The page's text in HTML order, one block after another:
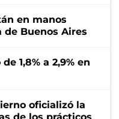
en manos
Buenos Aires
1,8% a 2,9% en
oficializó la